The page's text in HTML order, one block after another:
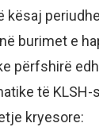
kësaj
burimet e
përfshirë
të KLSH-
kryesore: